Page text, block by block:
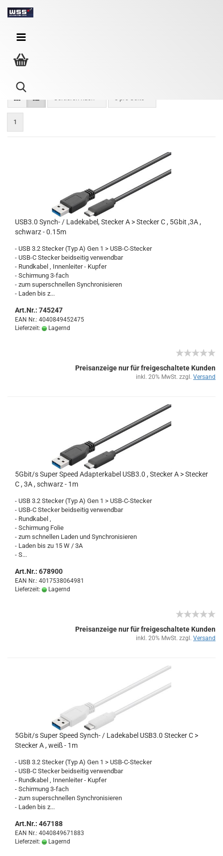
USB 3.0 Kabel A-C
Sortieren nach 8 pro Seite
1
USB3.0 Synch-​​ / La­de­ka­bel, Ste­cker A > Ste­cker C , 5Gbit ,3A ,
schwarz - 0.15m
- USB 3.2 Ste­cker (Typ A) Gen 1 > USB-​C-Stecker
- USB-C Ste­cker beid­sei­tig ver­wend­bar
- Rund­ka­bel , In­nen­lei­ter - Kup­fer
- Schir­mung 3-​fach
- zum su­per­schnel­len Syn­chro­ni­sie­ren
- Laden bis z...
Art.Nr.: 745247
EAN Nr.: 4040849452475
Lieferzeit:
Lagernd
Preisanzeige nur für freigeschaltete Kunden
inkl. 20% MwSt. zzgl. Versand
5Gbit/s Super Speed Ad­ap­ter­ka­bel USB3.0 , Ste­cker A > Ste­cker
C , 3A , schwarz - 1m
- USB 3.2 Ste­cker (Typ A) Gen 1 > USB-​C-Stecker
- USB-C Ste­cker beid­sei­tig ver­wend­bar
- Rund­ka­bel ,
- Schir­mung Folie
- zum schnel­len Laden und Syn­chro­ni­sie­ren
- Laden bis zu 15 W / 3A
- S...
Art.Nr.: 678900
EAN Nr.: 4017538064981
Lieferzeit:
Lagernd
Preisanzeige nur für freigeschaltete Kunden
inkl. 20% MwSt. zzgl. Versand
5Gbit/s Super Speed Synch-​​ / La­de­ka­bel USB3.0 Ste­cker C >
Ste­cker A , weiß - 1m
- USB 3.2 Ste­cker (Typ A) Gen 1 > USB-​C-Stecker
- USB-C Ste­cker beid­sei­tig ver­wend­bar
- Rund­ka­bel , In­nen­lei­ter - Kup­fer
- Schir­mung 3-​fach
- zum su­per­schnel­len Syn­chro­ni­sie­ren
- Laden bis z...
Art.Nr.: 467188
EAN Nr.: 4040849671883
Lieferzeit:
Lagernd